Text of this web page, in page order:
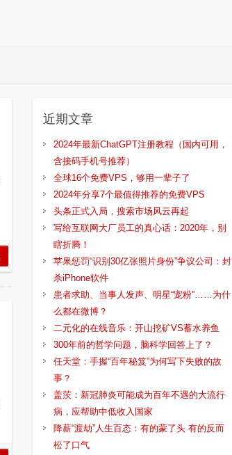
近期文章
2024年最新ChatGPT注册教程（国内可用，
含接码手机号推荐）
全球16个免费VPS，够用一辈子了
2024年分享7个最值得推荐的免费VPS
头条正式入局，搜索市场风云再起
写给互联网大厂员工的真心话：2020年，别
瞎折腾！
苹果惩罚“识别30亿张照片身份”争议公司：封
杀iPhone软件
患者求助、当事人发声、明星“宠粉”……为什
么都在微博？
二元化的在线音乐：开山挖矿VS蓄水养鱼
300年前的哲学问题，脑科学回答上了？
任天堂：手握“百年秘笈”为何写下失败的故
事？
盖茨：新冠肺炎可能成为百年不遇的大流行
病，应帮助中低收入国家
降薪“渡劫”人生百态：有的蒙了头 有的反而
松了口气